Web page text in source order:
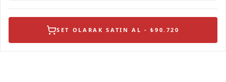
SET OLARAK SATIN AL - ₺90.720